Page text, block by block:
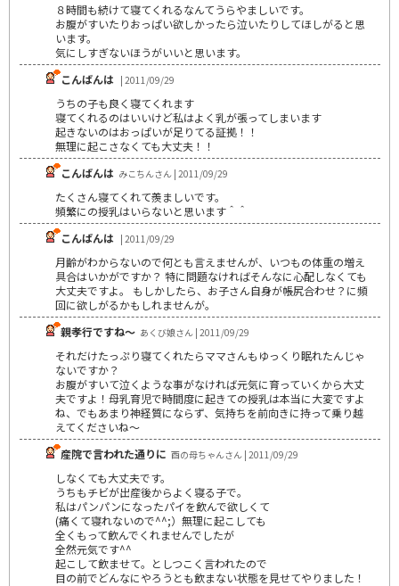
８時間も続けて寝てくれるなんてうらやましいです。
お腹がすいたりおっぱい欲しかったら泣いたりしてほしがると思
います。
気にしすぎないほうがいいと思います。
こんばんは | 2011/09/29
うちの子も良く寝てくれます
寝てくれるのはいいけど私はよく乳が張ってしまいます
起きないのはおっぱいが足りてる証拠！！
無理に起こさなくても大丈夫！！
こんばんは みこちんさん | 2011/09/29
たくさん寝てくれて羨ましいです。
頻繁にの授乳はいらないと思います＾＾
こんばんは | 2011/09/29
月齢がわからないので何とも言えませんが、いつもの体重の増え
具合はいかがですか？ 特に問題なければそんなに心配しなくても
大丈夫ですよ。 もしかしたら、お子さん自身が帳尻合わせ？に頻
回に欲しがるかもしれませんが。
親孝行ですね～ あくび娘さん | 2011/09/29
それだけたっぷり寝てくれたらママさんもゆっくり眠れたんじゃ
ないですか？
お腹がすいて泣くような事がなければ元気に育っていくから大丈
夫ですよ！母乳育児で時間度に起きての授乳は本当に大変ですよ
ね、でもあまり神経質にならず、気持ちを前向きに持って乗り越
えてくださいね～
産院で言われた通りに 酉の母ちゃんさん | 2011/09/29
しなくても大丈夫です。
うちもチビが出産後からよく寝る子で。
私はパンパンになったパイを飲んで欲しくて
(痛くて寝れないので^^;）無理に起こしても
全くもって飲んでくれませんでしたが
全然元気です^^
起こして飲ませて。としつこく言われたので
目の前でどんなにやろうとも飲まない状態を見せてやりました！